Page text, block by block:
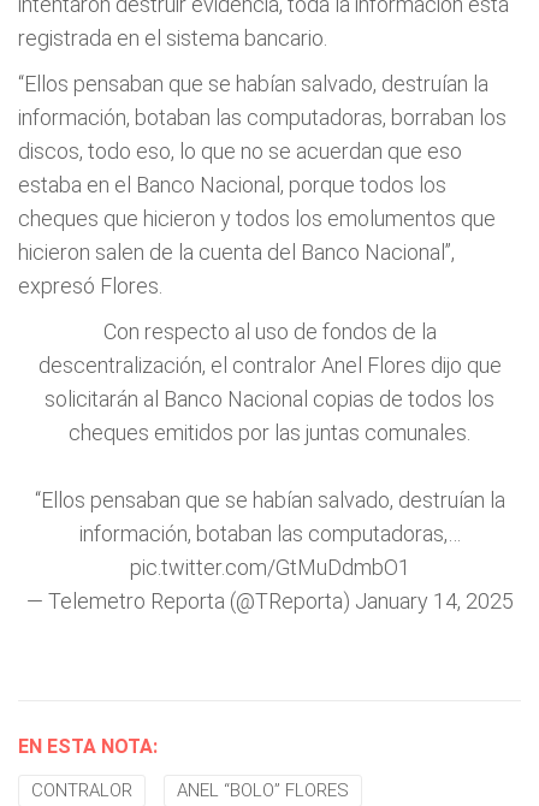
registrada en el sistema bancario.
“Ellos pensaban que se habían salvado, destruían la
información, botaban las computadoras, borraban los
discos, todo eso, lo que no se acuerdan que eso
estaba en el Banco Nacional, porque todos los
cheques que hicieron y todos los emolumentos que
hicieron salen de la cuenta del Banco Nacional”,
expresó Flores.
Con respecto al uso de fondos de la
descentralización, el contralor Anel Flores dijo que
solicitarán al Banco Nacional copias de todos los
cheques emitidos por las juntas comunales.
“Ellos pensaban que se habían salvado, destruían la
información, botaban las computadoras,…
pic.twitter.com/GtMuDdmbO1
— Telemetro Reporta (@TReporta) January 14, 2025
EN ESTA NOTA:
CONTRALOR ANEL “BOLO” FLORES